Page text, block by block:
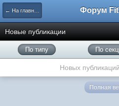
← На главную Форум
Новые публикации
По типу По
Новых
Полная